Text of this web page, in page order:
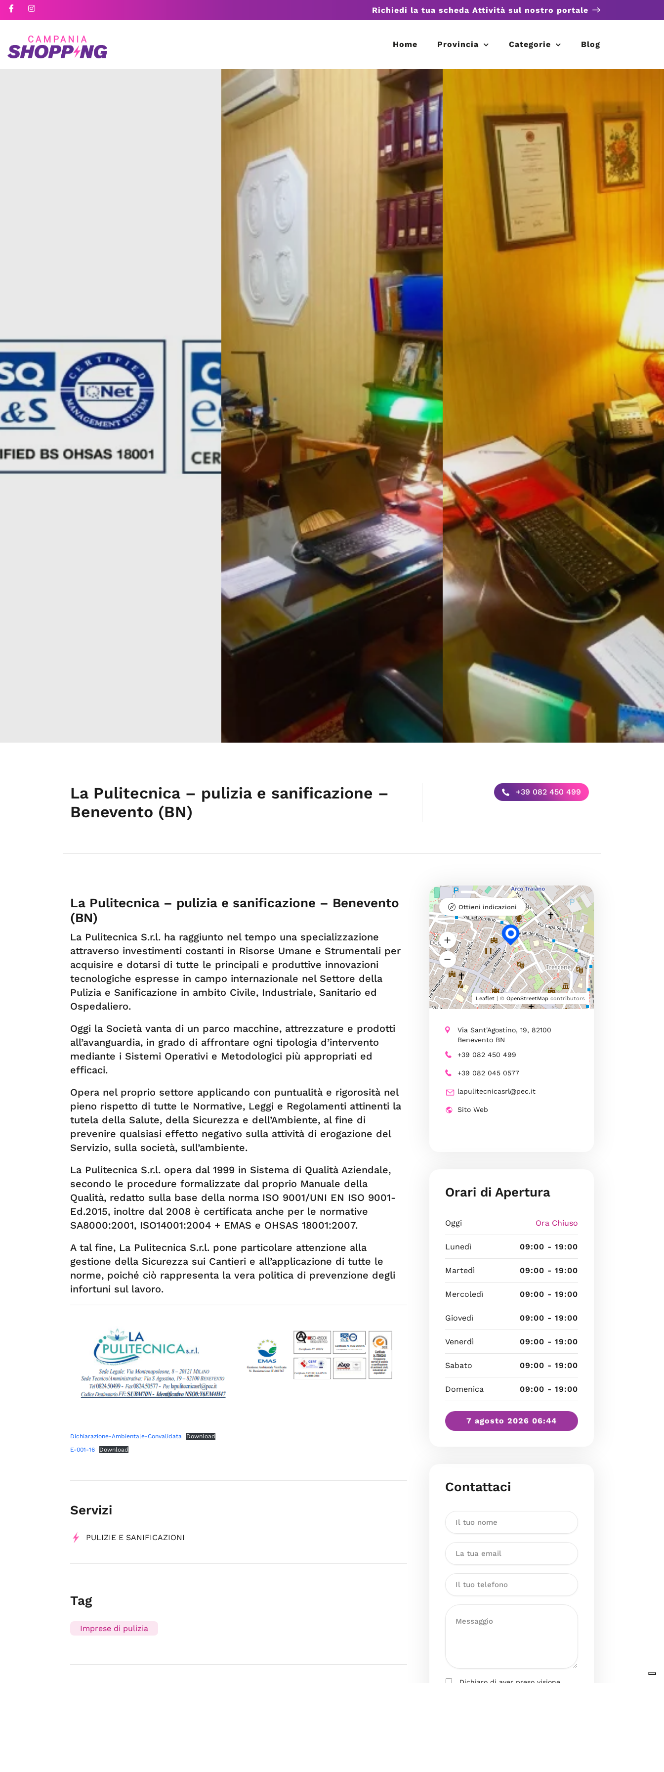
Richiedi la tua scheda Attività sul nostro portale
Home Provincia Categorie Blog
La Pulitecnica – pulizia e sanificazione –
Benevento (BN)
+39 082 450 499
La Pulitecnica – pulizia e sanificazione – Benevento
(BN)
La Pulitecnica S.r.l. ha raggiunto nel tempo una specializzazione
attraverso investimenti costanti in Risorse Umane e Strumentali per
acquisire e dotarsi di tutte le principali e produttive innovazioni
tecnologiche espresse in campo internazionale nel Settore della
Pulizia e Sanificazione in ambito Civile, Industriale, Sanitario ed
Ospedaliero.
Oggi la Società vanta di un parco macchine, attrezzature e prodotti
all’avanguardia, in grado di affrontare ogni tipologia d’intervento
mediante i Sistemi Operativi e Metodologici più appropriati ed
efficaci.
Opera nel proprio settore applicando con puntualità e rigorosità nel
pieno rispetto di tutte le Normative, Leggi e Regolamenti attinenti la
tutela della Salute, della Sicurezza e dell’Ambiente, al fine di
prevenire qualsiasi effetto negativo sulla attività di erogazione del
Servizio, sulla società, sull’ambiente.
La Pulitecnica S.r.l. opera dal 1999 in Sistema di Qualità Aziendale,
secondo le procedure formalizzate dal proprio Manuale della
Qualità, redatto sulla base della norma ISO 9001/UNI EN ISO 9001-
Ed.2015, inoltre dal 2008 è certificata anche per le normative
SA8000:2001, ISO14001:2004 + EMAS e OHSAS 18001:2007.
A tal fine, La Pulitecnica S.r.l. pone particolare attenzione alla
gestione della Sicurezza sui Cantieri e all’applicazione di tutte le
norme, poiché ciò rappresenta la vera politica di prevenzione degli
infortuni sul lavoro.
Dichiarazione-Ambientale-Convalidata
Download
E-001-16
Download
Servizi
PULIZIE E SANIFICAZIONI
Tag
Imprese di pulizia
Leaflet| © OpenStreetMapcontributors
Ottieni indicazioni
Via Sant'Agostino, 19, 82100
Benevento BN
+39 082 450 499
+39 082 045 0577
lapulitecnicasrl@pec.it
Sito Web
Orari di Apertura
Oggi Ora Chiuso
Lunedì 09:00 - 19:00
Martedì 09:00 - 19:00
Mercoledì 09:00 - 19:00
Giovedì 09:00 - 19:00
Venerdì 09:00 - 19:00
Sabato 09:00 - 19:00
Domenica 09:00 - 19:00
7 agosto 2026 06:44
Contattaci
Dichiaro di aver preso visione